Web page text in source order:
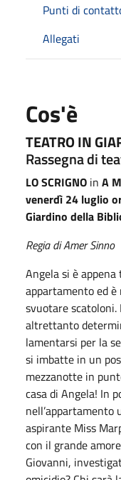
Punti di
Allegati
Cos'è
TEATRO IN
Rassegna di
LO SCRIGNO in A
venerdì 24 luglio
Giardino della
Regia di Amer Sinno
Angela si è
appartamento ed
svuotare scatoloni.
altrettanto
lamentarsi per la
si imbatte in un
mezzanotte in
casa di Angela! In
nell’appartamento
aspirante Miss
con il grande
Giovanni,